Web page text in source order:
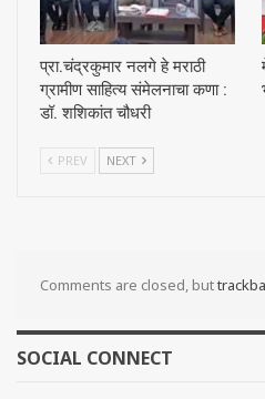
प्रा.चंद्रकुमार नलगे हे मराठी
ग्रामीण साहित्य संमेलनाचा कणा :
डॉ. शशिकांत चौधरी
PREV NEXT
Comments are closed, but
SOCIAL CONNECT